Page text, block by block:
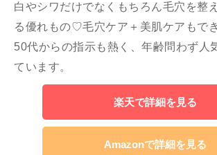
白やシワだけでなくもちろん毛穴を整
る優れもの♡毛穴ケア＋美肌ケアもで
50代からの指示も熱く、年齢問わず人
ています。
楽天で詳細を見る
Amazonで詳細を見る